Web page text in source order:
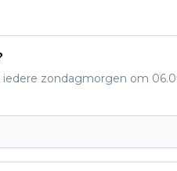
zondagmorgen om